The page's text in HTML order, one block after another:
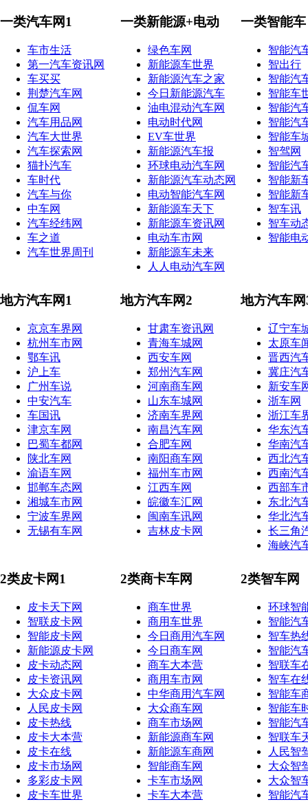
一类汽车网1
车市生活
第一汽车资讯网
车买买
荆楚汽车网
侃车网
汽车用品网
汽车大世界
汽车探索网
猫扑汽车
车时代
汽车与你
中车网
汽车经纬网
车之道
汽车世界周刊
一类新能源+电动
绿色车网
新能源车世界
新能源汽车之家
今日新能源汽车
油电混动汽车网
电动时代网
EV车世界
新能源汽车报
环球电动汽车网
新能源汽车动态网
电动智能汽车网
新能源车天下
新能源车资讯网
电动车市网
新能源车未来
人人电动汽车网
一类智能车
智能汽
智出行
智能汽
智能车
智能汽
智能汽
智能车
智驾网
智能汽
智能新
智能新
智车讯
智车动
智能电
地方汽车网1
京京车界网
杭州车市网
鄂车讯
沪上车
广州车说
中安汽车
车国讯
津京车网
巴蜀车都网
陕北车网
渝语车网
邯郸车态网
湘城车市网
宁波车界网
无锡有车网
地方汽车网2
甘肃车资讯网
青海车城网
西安车网
郑州汽车网
河南商车网
山东车城网
济南车界网
南昌汽车网
合肥车网
南阳商车网
福州车市网
江西车网
皖徽车汇网
闽南车讯网
吉林皮卡网
地方汽车网
辽宁车
太原车
晋西汽
冀庄汽
新安车
浙车网
浙江车
华东汽
华南汽
西北汽
西南汽
西部车
东北汽
华北汽
长三角
海峡汽
2类皮卡网1
皮卡天下网
智联皮卡网
智能皮卡网
新能源皮卡网
皮卡动态网
皮卡资讯网
大众皮卡网
人民皮卡网
皮卡热线
皮卡大本营
皮卡在线
皮卡市场网
多彩皮卡网
皮卡车世界
2类商卡车网
商车世界
商用车世界
今日商用汽车网
今日商车网
商车大本营
商用车市网
中华商用汽车网
大众商车网
商车市场网
新能源商车网
新能源车商网
智能商车网
卡车市场网
卡车大本营
2类智车网
环球智
智能汽
智车热
智能汽
智联车
智车在
智能车
智能车
智能汽
智联车
人民智
大众智
大众智
智能汽